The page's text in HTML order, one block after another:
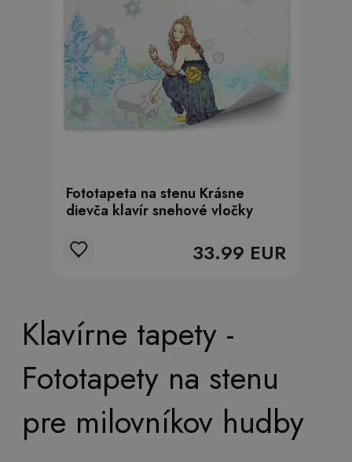
Fototapeta na stenu Krásne
dievča klavír snehové vločky
33.99 EUR
Klavírne tapety -
Fototapety na stenu
pre milovníkov hudby